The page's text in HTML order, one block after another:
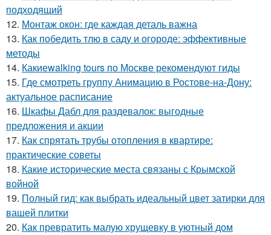
подходящий
12. Монтаж окон: где каждая деталь важна
13. Как победить тлю в саду и огороде: эффективные
методы
14. Какиеwalking tours по Москве рекомендуют гиды
15. Где смотреть группу Анимацию в Ростове-на-Дону:
актуальное расписание
16. Шкафы Дабл для раздевалок: выгодные
предложения и акции
17. Как спрятать трубы отопления в квартире:
практические советы
18. Какие исторические места связаны с Крымской
войной
19. Полный гид: как выбрать идеальный цвет затирки для
вашей плитки
20. Как превратить малую хрущевку в уютный дом